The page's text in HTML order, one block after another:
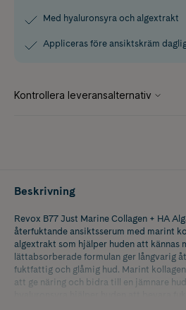
Med hyaluronsyra och algextrakt
Appliceras före ansiktskräm
Beskrivning
Revox B77 Just Marine Collagen + HA
återfuktande ansiktsserum med marint
algextrakt som hjälper huden att kännas
lättabsorberade formulan ger långvarig
fuktfattig och glåmig hud. Marint
att ge näring och bidra till en jämnare